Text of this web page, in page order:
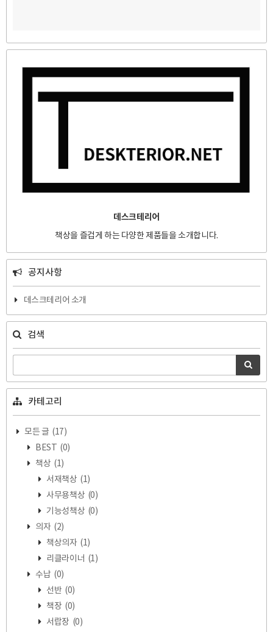
데스크테리어
책상을 즐겁게 하는 다양한 제품들을 소개합니다.
공지사항
데스크테리어 소개
검색
카테고리
모든 글 (17)
BEST (0)
책상 (1)
서재책상 (1)
사무용책상 (0)
기능성책상 (0)
의자 (2)
책상의자 (1)
리클라이너 (1)
수납 (0)
선반 (0)
책장 (0)
서랍장 (0)